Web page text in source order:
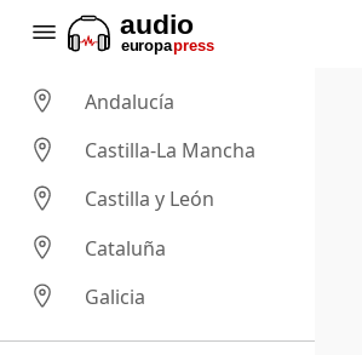
Andalucía
Castilla-La Mancha
Castilla y León
Cataluña
Galicia